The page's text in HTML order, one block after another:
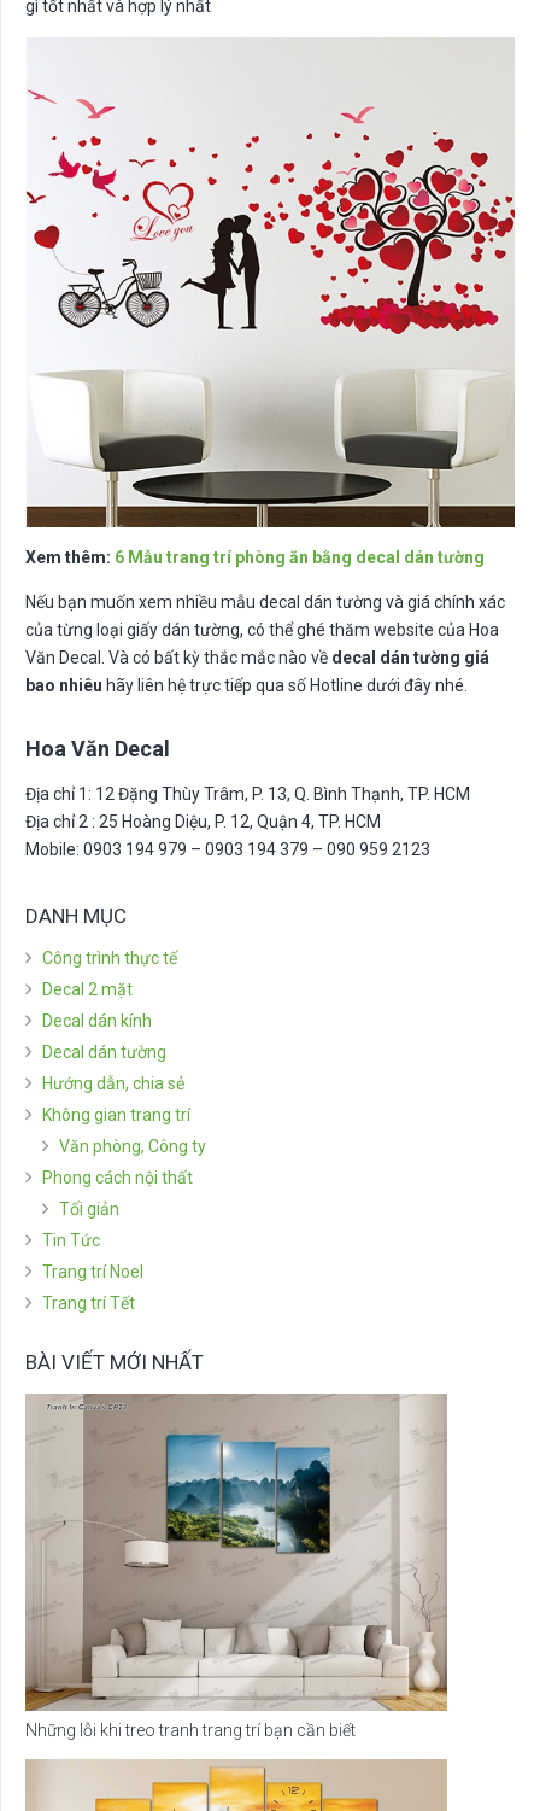
gì tốt nhất và hợp lý nhất
Xem thêm: 6 Mẫu trang trí phòng ăn bằng decal dán tường
Nếu bạn muốn xem nhiều mẫu decal dán tường và giá chính xác
của từng loại giấy dán tường, có thể ghé thăm website của Hoa
Văn Decal. Và có bất kỳ thắc mắc nào về decal dán tường giá
bao nhiêu hãy liên hệ trực tiếp qua số Hotline dưới đây nhé.
Hoa Văn Decal
Địa chỉ 1: 12 Đặng Thùy Trâm, P. 13, Q. Bình Thạnh, TP. HCM
Địa chỉ 2 : 25 Hoàng Diệu, P. 12, Quận 4, TP. HCM
Mobile: 0903 194 979 – 0903 194 379 – 090 959 2123
DANH MỤC
Công trình thực tế
Decal 2 mặt
Decal dán kính
Decal dán tường
Hướng dẫn, chia sẻ
Không gian trang trí
Văn phòng, Công ty
Phong cách nội thất
Tối giản
Tin Tức
Trang trí Noel
Trang trí Tết
BÀI VIẾT MỚI NHẤT
Những lỗi khi treo tranh trang trí bạn cần biết